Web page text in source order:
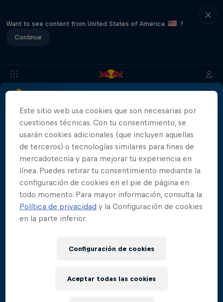
Want to see content from United States of America
?
Continue
Info Ubicación Saltadores Historia Resultados
Patrocinadores
Films & Shows
444 Days
Series
Este sitio web usa cookies que son necesarias por
cuestiones técnicas. Con tu consentimiento, se
usarán cookies adicionales (que incluyen aquellas
de terceros) o tecnologías similares para fines de
mercadotecnia y para mejorar tu experiencia en
línea. Puedes retirar tu consentimiento mediante la
configuración de cookies en el pie de página en
todo momento. Para mayor información, consulta la
Política de privacidad y la Configuración de cookies
en la parte inferior.
Configuración de cookies
Aceptar todas las cookies